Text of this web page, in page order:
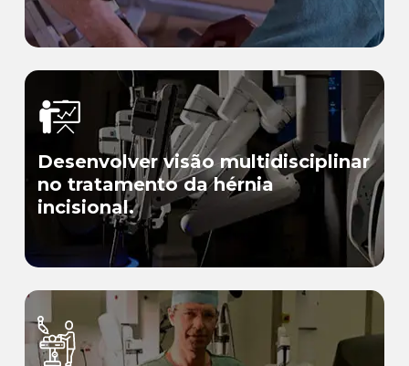
Desenvolver visão multidisciplinar
no tratamento da hérnia
incisional.